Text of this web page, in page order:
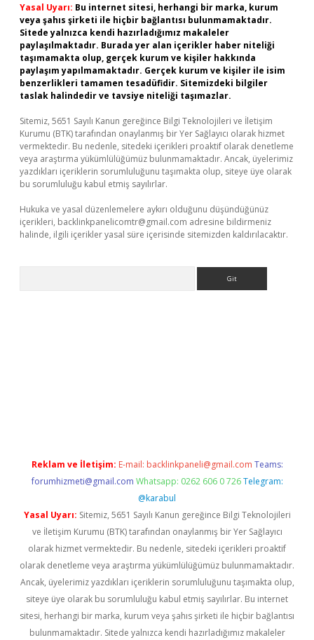
Yasal Uyarı: Bu internet sitesi, herhangi bir marka, kurum
veya şahıs şirketi ile hiçbir bağlantısı bulunmamaktadır.
Sitede yalnızca kendi hazırladığımız makaleler
paylaşılmaktadır. Burada yer alan içerikler haber niteliği
taşımamakta olup, gerçek kurum ve kişiler hakkında
paylaşım yapılmamaktadır. Gerçek kurum ve kişiler ile isim
benzerlikleri tamamen tesadüfidir. Sitemizdeki bilgiler
taslak halindedir ve tavsiye niteliği taşımazlar.
Sitemiz, 5651 Sayılı Kanun gereğince Bilgi Teknolojileri ve İletişim
Kurumu (BTK) tarafından onaylanmış bir Yer Sağlayıcı olarak hizmet
vermektedir. Bu nedenle, sitedeki içerikleri proaktif olarak denetleme
veya araştırma yükümlülüğümüz bulunmamaktadır. Ancak, üyelerimiz
yazdıkları içeriklerin sorumluluğunu taşımakta olup, siteye üye olarak
bu sorumluluğu kabul etmiş sayılırlar.
Hukuka ve yasal düzenlemelere aykırı olduğunu düşündüğünüz
içerikleri, backlinkpanelicomtr@gmail.com adresine bildirmeniz
halinde, ilgili içerikler yasal süre içerisinde sitemizden kaldırılacaktır.
Reklam ve İletişim: E-mail: backlinkpaneli@gmail.com Teams:
forumhizmeti@gmail.com Whatsapp: 0262 606 0 726 Telegram:
@karabul
Yasal Uyarı: Sitemiz, 5651 Sayılı Kanun gereğince Bilgi Teknolojileri
ve İletişim Kurumu (BTK) tarafından onaylanmış bir Yer Sağlayıcı
olarak hizmet vermektedir. Bu nedenle, sitedeki içerikleri proaktif
olarak denetleme veya araştırma yükümlülüğümüz bulunmamaktadır.
Ancak, üyelerimiz yazdıkları içeriklerin sorumluluğunu taşımakta olup,
siteye üye olarak bu sorumluluğu kabul etmiş sayılırlar. Bu internet
sitesi, herhangi bir marka, kurum veya şahıs şirketi ile hiçbir bağlantısı
bulunmamaktadır. Sitede yalnızca kendi hazırladığımız makaleler